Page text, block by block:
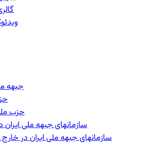
-
-
- جبهه
-
- حزب
- سازمانهای جبهه ملی ایران
- سازمانهای جبهه ملی ایران در